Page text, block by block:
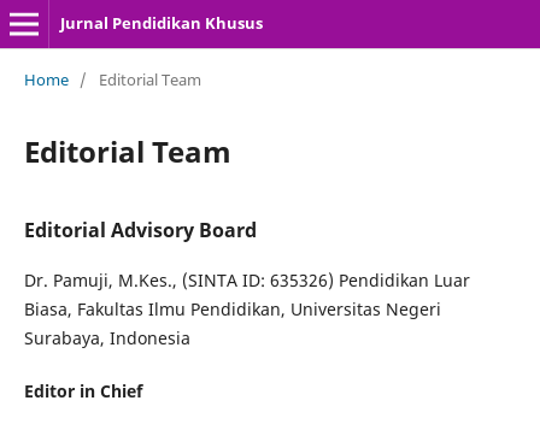
Jurnal Pendidikan Khusus
Home / Editorial Team
Editorial Team
Editorial Advisory Board
Dr. Pamuji, M.Kes., (SINTA ID: 635326) Pendidikan Luar
Biasa, Fakultas Ilmu Pendidikan, Universitas Negeri
Surabaya, Indonesia
Editor in Chief